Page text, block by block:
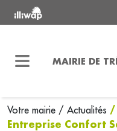
MAIRIE DE
Votre mairie / Actualités /
Entreprise Confort